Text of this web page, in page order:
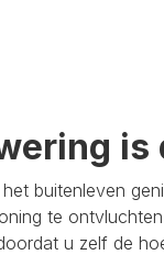
is
buitenleven
te
u zelf de